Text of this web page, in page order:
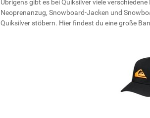
Übrigens gibt es bei Quiksilver viele
Neoprenanzug, Snowboard-Jacken und
Quiksilver stöbern. Hier findest du eine große